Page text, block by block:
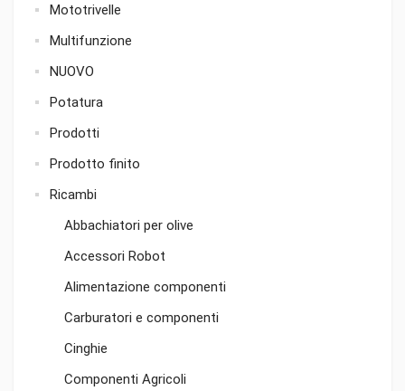
Mototrivelle
Multifunzione
NUOVO
Potatura
Prodotti
Prodotto finito
Ricambi
Abbachiatori per olive
Accessori Robot
Alimentazione componenti
Carburatori e componenti
Cinghie
Componenti Agricoli